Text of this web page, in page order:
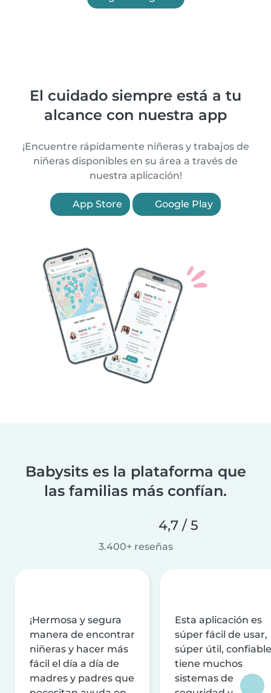
El cuidado siempre está a tu
alcance con nuestra app
¡Encuentre rápidamente niñeras y trabajos de
niñeras disponibles en su área a través de
nuestra aplicación!
App Store Google Play
Babysits es la plataforma que
las familias más confían.
4,7 / 5
3.400+ reseñas
¡Hermosa y segura
manera de encontrar
niñeras y hacer más
fácil el día a día de
madres y padres que
Esta aplicación es
súper fácil de usar,
súper útil,
tiene muchos
sistemas de